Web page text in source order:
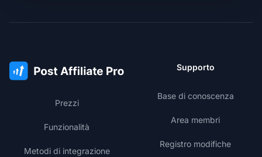
Prezzi
Funzionalità
Metodi di integrazione
Supporto
Base di conoscenza
Area membri
Registro modifiche